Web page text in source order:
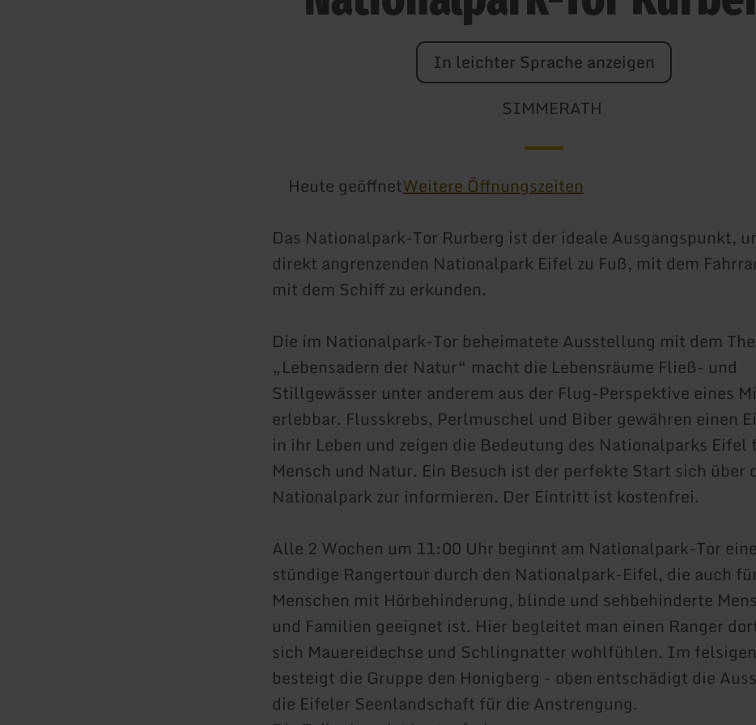
In leichter Sprache anzeigen
SIMMERATH
Heute geöffnetWeitere Öffnungszeiten
Das Nationalpark-Tor Rurberg ist der ideale Ausgangspunkt,
direkt angrenzenden Nationalpark Eifel zu Fuß, mit dem
mit dem Schiff zu erkunden.
Die im Nationalpark-Tor beheimatete Ausstellung mit dem
„Lebensadern der Natur“ macht die Lebensräume Fließ- und
Stillgewässer unter anderem aus der Flug-Perspektive eines
erlebbar. Flusskrebs, Perlmuschel und Biber gewähren einen
in ihr Leben und zeigen die Bedeutung des Nationalparks Eifel
Mensch und Natur. Ein Besuch ist der perfekte Start sich über
Nationalpark zur informieren. Der Eintritt ist kostenfrei.
Alle 2 Wochen um 11:00 Uhr beginnt am Nationalpark-Tor
stündige Rangertour durch den Nationalpark-Eifel, die auch
Menschen mit Hörbehinderung, blinde und sehbehinderte
und Familien geeignet ist. Hier begleitet man einen Ranger
sich Mauereidechse und Schlingnatter wohlfühlen. Im
besteigt die Gruppe den Honigberg - oben entschädigt die
die Eifeler Seenlandschaft für die Anstrengung.